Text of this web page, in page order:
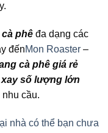
phê đa dạng các
đếnMon Roaster –
cà phê giá rẻ
số lượng lớn
cầu.
nhà có thể bạn chưa